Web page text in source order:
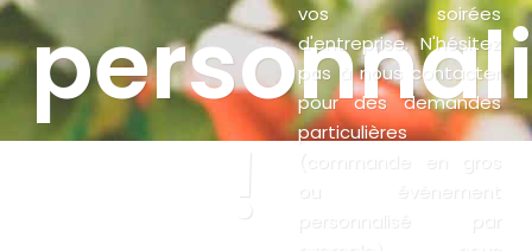
!
vos soirées
d'entreprise. N'hésitez
pas à nous contacter
pour des demandes
particulières